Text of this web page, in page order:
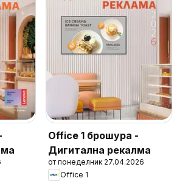
Office 1 брошура -
Дигитална рекалма
от понеделник 27.04.2026
Office 1